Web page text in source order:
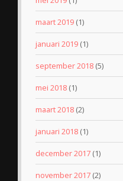
maart 2019 (1)
januari 2019 (1)
september 2018 (5)
mei 2018 (1)
maart 2018 (2)
januari 2018 (1)
december 2017 (1)
november 2017 (2)